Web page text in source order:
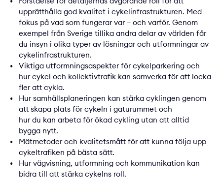
upprätthålla god kvalitet i cykelinfrastrukturen. Med
fokus på vad som fungerar var – och varför. Genom
exempel från Sverige tillika andra delar av världen får
du insyn i olika typer av lösningar och utformningar av
cykelinfrastrukturen.
Viktiga utformningsaspekter för cykelparkering och
hur cykel och kollektivtrafik kan samverka för att locka
fler att cykla.
Hur samhällsplaneringen kan stärka cyklingen genom
att skapa plats för cykeln i gaturummet och
hur du kan arbeta för ökad cykling utan att alltid
bygga nytt.
Mätmetoder och kvalitetsmått för att kunna följa upp
cykeltrafiken på bästa sätt.
Hur vägvisning, utformning och kommunikation kan
bidra till att stärka cykelns roll.